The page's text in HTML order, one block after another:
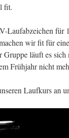
fit.
Laufabzeichen
wir fit für
Gruppe läuft es
Frühjahr nicht
Laufkurs an